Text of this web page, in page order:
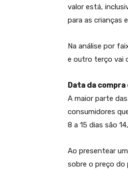
valor está,
para as crianças
Na análise por
e outro terço vai
Data da compra
A maior parte
consumidores
8 a 15 dias são
Ao presentear
sobre o preço do